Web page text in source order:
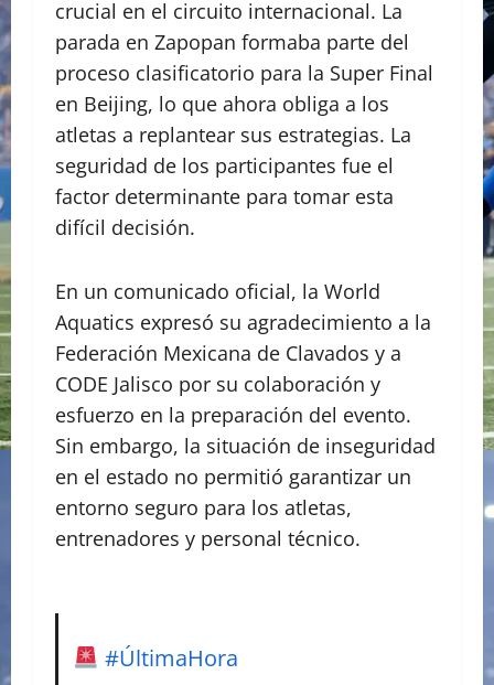
crucial en el circuito internacional. La
parada en Zapopan formaba parte del
proceso clasificatorio para la Super Final
en Beijing, lo que ahora obliga a los
atletas a replantear sus estrategias. La
seguridad de los participantes fue el
factor determinante para tomar esta
difícil decisión.
En un comunicado oficial, la World
Aquatics expresó su agradecimiento a la
Federación Mexicana de Clavados y a
CODE Jalisco por su colaboración y
esfuerzo en la preparación del evento.
Sin embargo, la situación de inseguridad
en el estado no permitió garantizar un
entorno seguro para los atletas,
entrenadores y personal técnico.
#ÚltimaHora